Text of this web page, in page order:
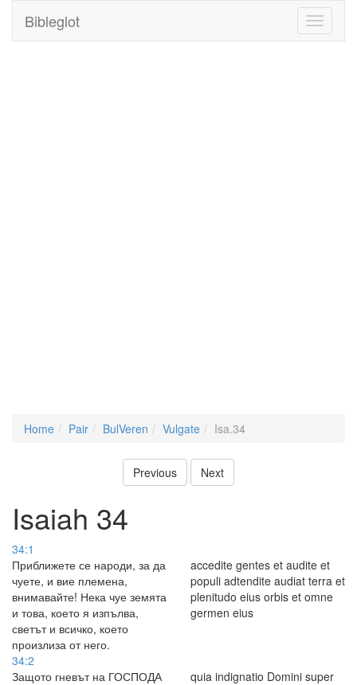
Toggle
Bibleglot
Home Pair BulVeren Vulgate Isa.34
Previous Next
Isaiah 34
34:1
Приближете се народи, за да
чуете, и вие племена,
внимавайте! Нека чуе земята
и това, което я изпълва,
светът и всичко, което
произлиза от него.
accedite gentes et audite et
populi adtendite audiat terra et
plenitudo eius orbis et omne
germen eius
34:2
Защото гневът на ГОСПОДА
quia indignatio Domini super